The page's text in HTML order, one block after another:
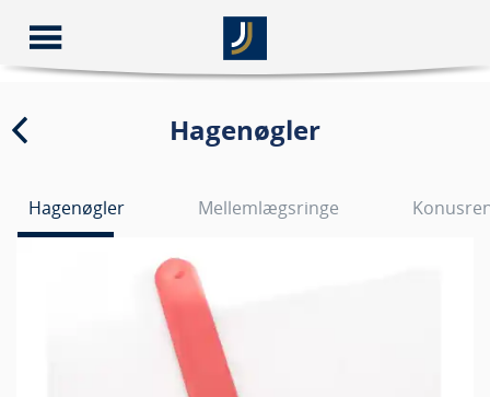
Hagenøgler
Hagenøgler Mellemlægsringe